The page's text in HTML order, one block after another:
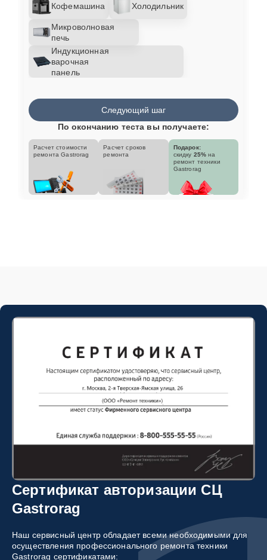
Кофемашина Холодильник
Микроволновая
печь
Индукционная
варочная
панель
Следующий шаг
По окончанию теста вы получаете:
Расчет стоимости
ремонта Gastrorag
Расчет сроков
ремонта
Подарок:
скидку 25% на
ремонт техники
Gastrorag
Сертификат авторизации СЦ
Gastrorag
Наш сервисный центр обладает всеми необходимыми для
осуществления профессионального ремонта техники
Gastrorag сертификатами: